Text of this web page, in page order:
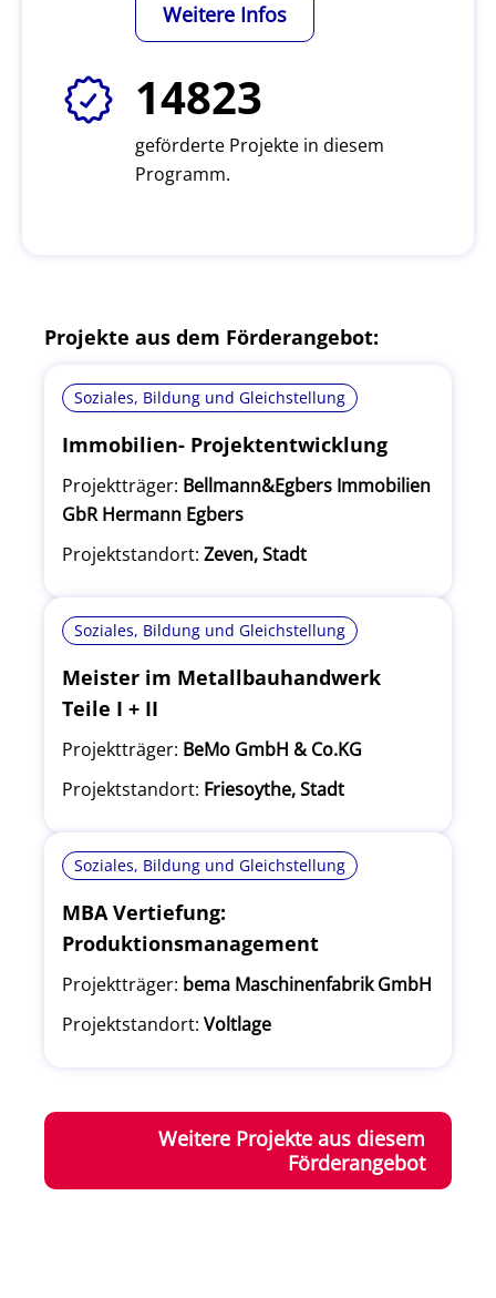
Weitere Infos
14823
geförderte Projekte in diesem
Programm.
Projekte aus dem Förderangebot:
Soziales, Bildung und Gleichstellung
Immobilien- Projektentwicklung
Projektträger: Bellmann&Egbers Immobilien
GbR Hermann Egbers
Projektstandort: Zeven, Stadt
Soziales, Bildung und Gleichstellung
Meister im Metallbauhandwerk
Teile I + II
Projektträger: BeMo GmbH & Co.KG
Projektstandort: Friesoythe, Stadt
Soziales, Bildung und Gleichstellung
MBA Vertiefung:
Produktionsmanagement
Projektträger: bema Maschinenfabrik GmbH
Projektstandort: Voltlage
Weitere Projekte aus diesem
Förderangebot